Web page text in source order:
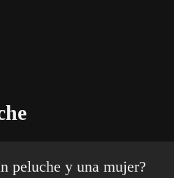
peluche y una mujer?